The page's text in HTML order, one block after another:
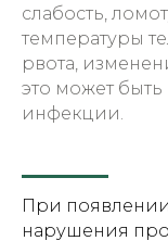
слабость,
температуры
рвота,
это может
инфекции.
При
нарушения